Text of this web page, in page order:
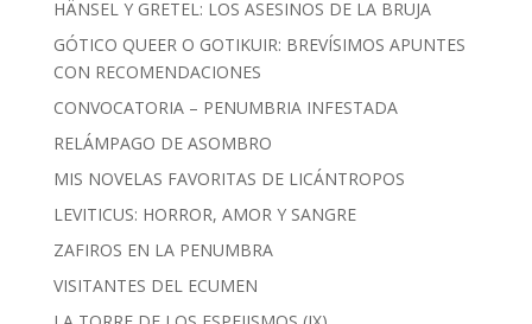
HÄNSEL Y GRETEL: LOS ASESINOS DE LA BRUJA
GÓTICO QUEER O GOTIKUIR: BREVÍSIMOS APUNTES
CON RECOMENDACIONES
CONVOCATORIA – PENUMBRIA INFESTADA
RELÁMPAGO DE ASOMBRO
MIS NOVELAS FAVORITAS DE LICÁNTROPOS
LEVITICUS: HORROR, AMOR Y SANGRE
ZAFIROS EN LA PENUMBRA
VISITANTES DEL ECUMEN